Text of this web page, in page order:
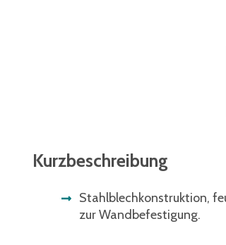
Kurzbeschreibung
Stahlblechkonstruktion,
zur Wandbefestigung.